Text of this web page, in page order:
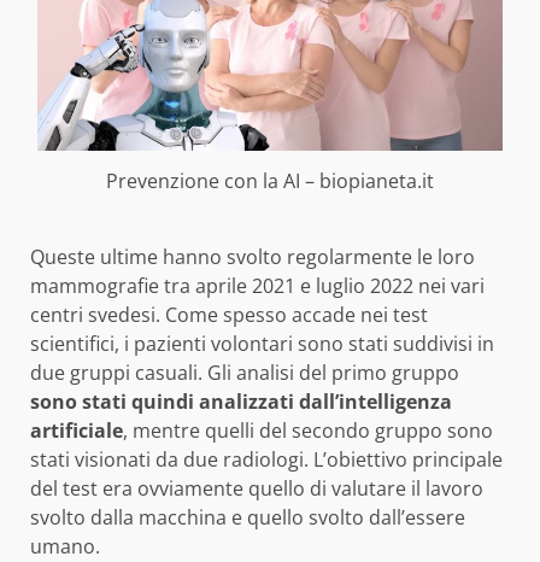
Prevenzione con la AI – biopianeta.it
Queste ultime hanno svolto regolarmente le loro
mammografie tra aprile 2021 e luglio 2022 nei vari
centri svedesi. Come spesso accade nei test
scientifici, i pazienti volontari sono stati suddivisi in
due gruppi casuali. Gli analisi del primo gruppo
sono stati quindi analizzati dall’intelligenza
artificiale, mentre quelli del secondo gruppo sono
stati visionati da due radiologi. L’obiettivo principale
del test era ovviamente quello di valutare il lavoro
svolto dalla macchina e quello svolto dall’essere
umano.